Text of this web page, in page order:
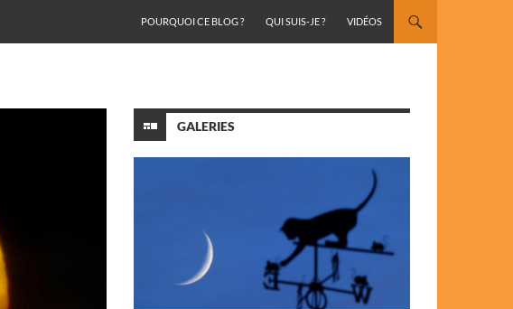
POURQUOI CE BLOG ?
QUI SUIS-JE ? VIDÉOS
GALERIES